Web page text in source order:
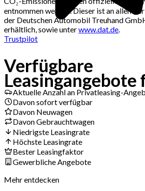
Jetzt Deals erhalten
entnommen werden. Dieser ist an allen
der Deutschen Automobil Treuhand
erhältlich, sowie unterwww.dat.de
Trustpilot
Verfügbare
Leasingangebote
Aktuelle Anzahl an Privatleasing-
Davon sofort verfügbar
Davon Neuwagen
Davon Gebrauchtwagen
Niedrigste Leasingrate
Höchste Leasingrate
Bester Leasingfaktor
Gewerbliche Angebote
Mehr entdecken